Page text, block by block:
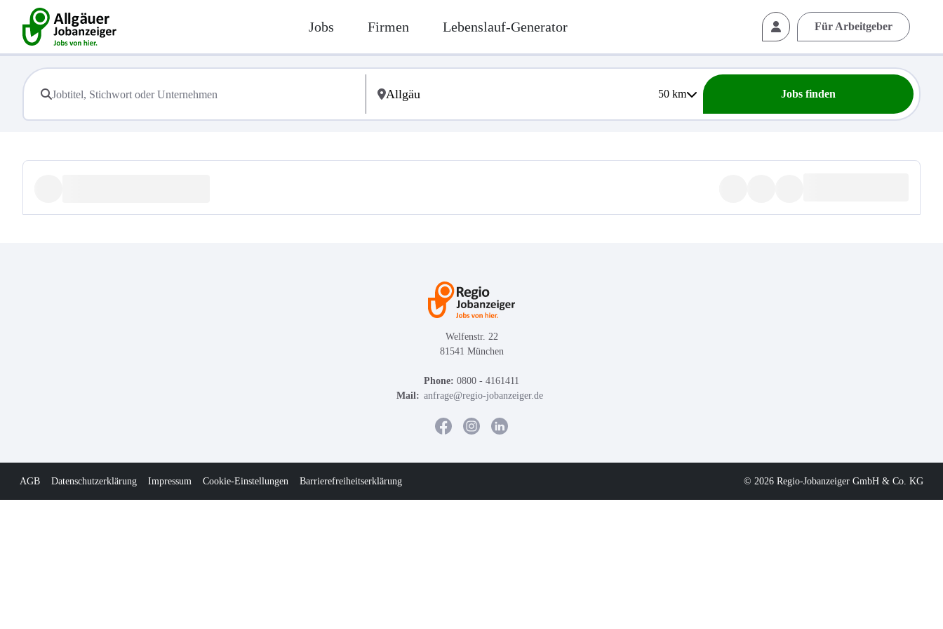
Jobs Firmen Lebenslauf-Generator Für Arbeitgeber
50km Jobs finden
Welfenstr. 22
81541 München
Phone: 0800 - 4161411
Mail: anfrage@regio-jobanzeiger.de
AGB Datenschutzerklärung Impressum Cookie-Einstellungen Barrierefreiheitserklärung © 2026 Regio-Jobanzeiger GmbH & Co. KG